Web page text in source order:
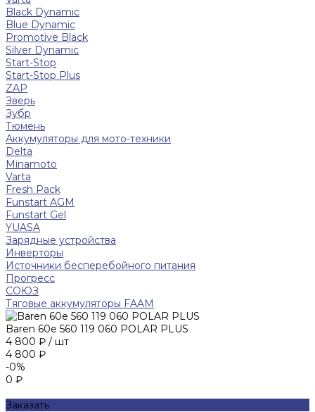
Black Dynamic
Blue Dynamic
Promotive Black
Silver Dynamic
Start-Stop
Start-Stop Plus
ZAP
Зверь
Зубр
Тюмень
Аккумуляторы для мото-техники
Delta
Minamoto
Varta
Fresh Pack
Funstart AGM
Funstart Gel
YUASA
Зарядные устройства
Инверторы
Источники бесперебойного питания
Прогресс
СОЮЗ
Тяговые аккумуляторы FAAM
Baren 60е 560 119 060 POLAR PLUS
4 800 ₽ / шт
4 800 ₽
-0%
0 ₽
Заказать